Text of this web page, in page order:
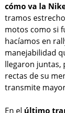
cómo va la
tramos
motos como si
hacíamos en
manejabilidad
llegaron juntas,
rectas de su
transmite
En el último